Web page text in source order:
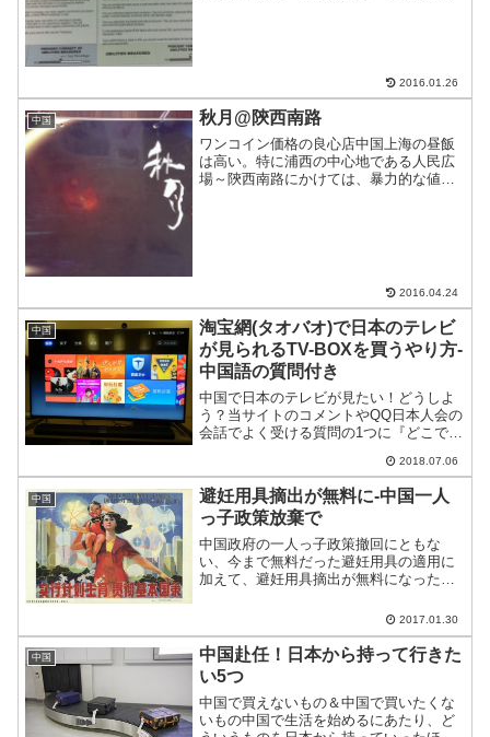
2016.01.26
中国 秋月@陝西南路
ワンコイン価格の良心店中国上海の昼飯
は高い。特に浦西の中心地である人民広
場～陝西南路にかけては、暴力的な値段
2016.04.24
中国
淘宝網(タオバオ)で日本のテレビ
が見られるTV-BOXを買うやり方-
中国語の質問付き
中国で日本のテレビが見たい！どうしよ
う？当サイトのコメントやQQ日本人会の
会話でよく受ける質問の1つに『どこで日
のか？』がある。そこで、淘宝網(タオバ
オ)で日本のテレビ番組などが見られる機
材のゲッ...
2018.07.06
中国
避妊用具摘出が無料に-中国一人
っ子政策放棄で
中国政府の一人っ子政策撤回にともな
い、今まで無料だった避妊用具の適用に
加えて、避妊用具摘出が無料になったよ
2017.01.30
中国
中国赴任！日本から持って行きた
い5つ
中国で買えないもの＆中国で買いたくな
いもの中国で生活を始めるにあたり、ど